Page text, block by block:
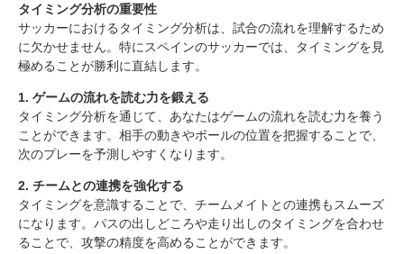
タイミング分析の重要性
サッカーにおけるタイミング分析は、試合の流れを理解するため
に欠かせません。特にスペインのサッカーでは、タイミングを見
極めることが勝利に直結します。
1. ゲームの流れを読む力を鍛える
タイミング分析を通じて、あなたはゲームの流れを読む力を養う
ことができます。相手の動きやボールの位置を把握することで、
次のプレーを予測しやすくなります。
2. チームとの連携を強化する
タイミングを意識することで、チームメイトとの連携もスムーズ
になります。パスの出しどころや走り出しのタイミングを合わせ
ることで、攻撃の精度を高めることができます。
1. タイミングを見極める
2. 体の使い方を工夫する
3. フィジカル強化
タイミング分析の重要性
1. ゲームの流れを読む力を鍛える
2. チームとの連携を強化する
3. 判断力を向上させる
スペインでの留学経験を生かすために
まとめ